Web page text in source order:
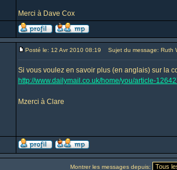
Merci à Dave Cox
Posté le: 12 Avr 2010 08:19 Sujet du message: Ruth
Si vous voulez en savoir plus (en anglais) sur la
http://www.dailymail.co.uk/home/you/article-
Mzerci à Clare
Montrer les messages depuis: